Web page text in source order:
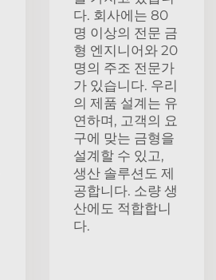
다. 회사에는 80
명 이상의 전문 금
형 엔지니어와 20
명의 주조 전문가
가 있습니다. 우리
의 제품 설계는 유
연하며, 고객의 요
구에 맞는 금형을
설계할 수 있고,
생산 솔루션도 제
공합니다. 소량 생
산에도 적합합니
다.